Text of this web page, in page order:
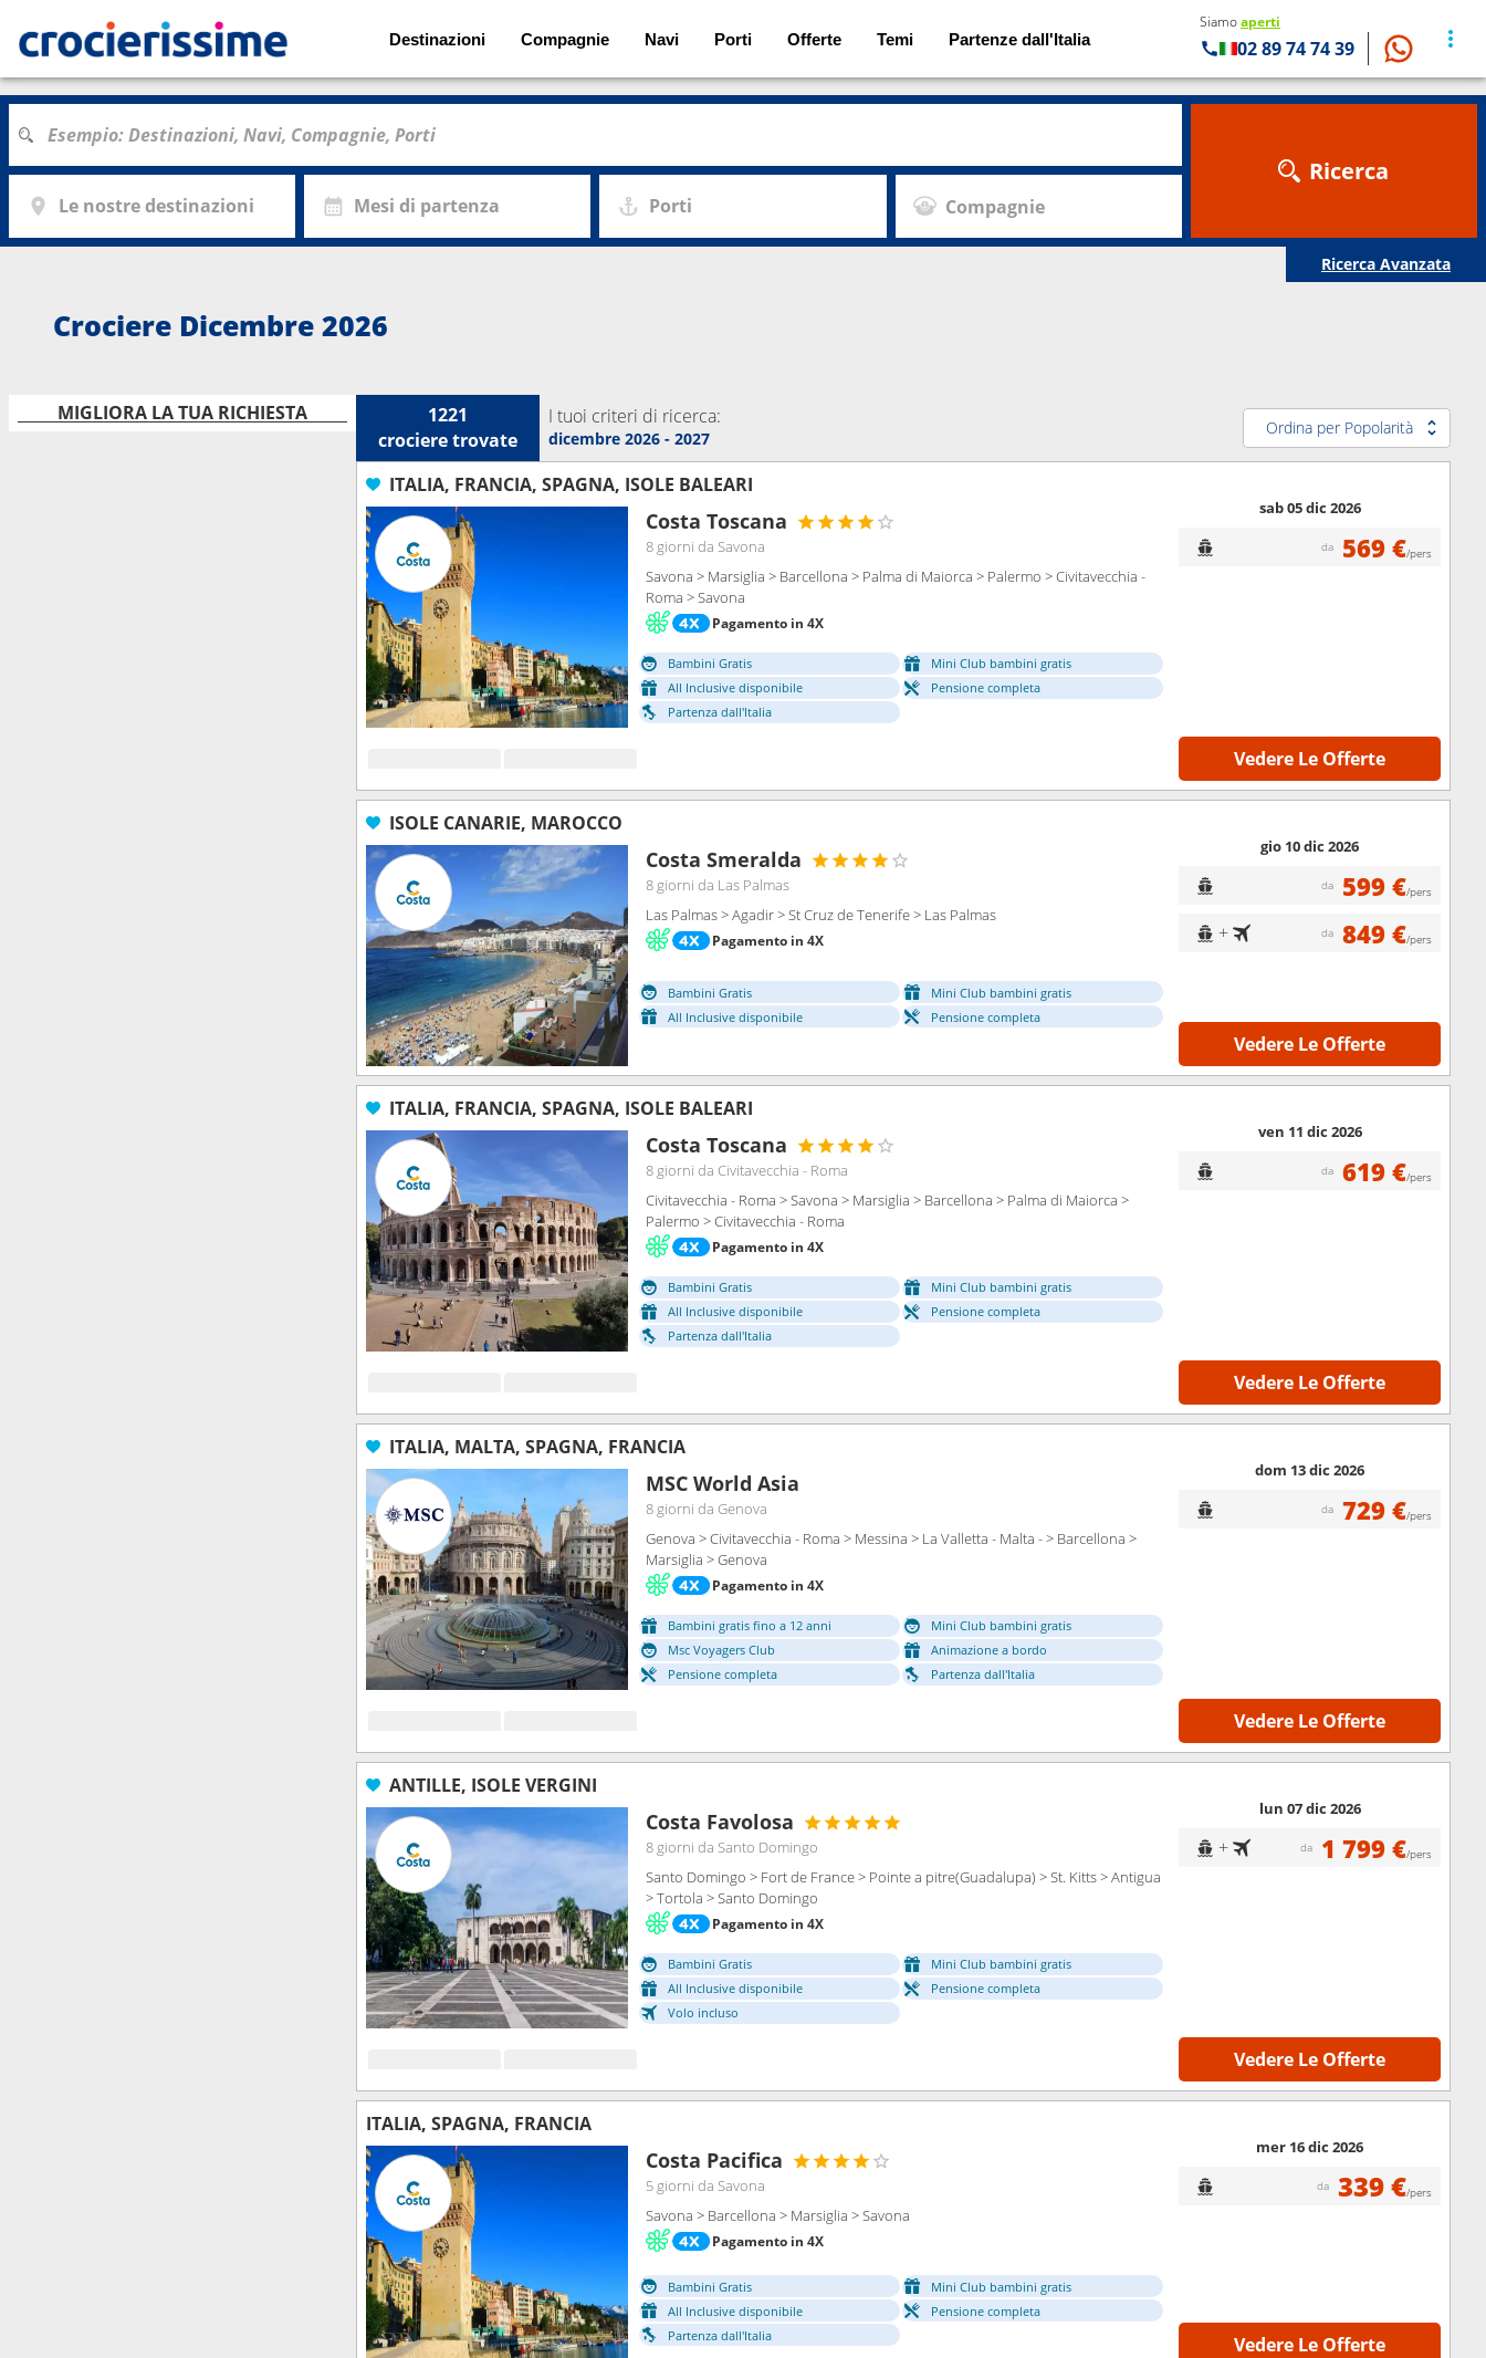
Destinazioni Compagnie Navi Porti Offerte Temi Partenze dall'Italia
Siamoaperti
02 89 74 74 39
Le nostre destinazioni Mesi di partenza Porti Compagnie
Ricerca
Ricerca Avanzata
Crociere Dicembre 2026
MIGLIORA LA TUA RICHIESTA
1221
crocieretrovate
I tuoi criteri di ricerca:
dicembre 2026 - 2027
Ordina per Popolarità
ITALIA, FRANCIA, SPAGNA, ISOLE BALEARI
Costa Toscana
8 giorni da Savona
Savona > Marsiglia > Barcellona > Palma di Maiorca > Palermo > Civitavecchia -
Roma > Savona
Pagamento in 4X
Bambini Gratis
Mini Club bambini gratis
All Inclusive disponibile
Pensione completa
Partenza dall'Italia
sab 05 dic 2026
da 569 €/pers
Vedere Le Offerte
ISOLE CANARIE, MAROCCO
Costa Smeralda
8 giorni da Las Palmas
Las Palmas > Agadir > St Cruz de Tenerife > Las Palmas
Pagamento in 4X
Bambini Gratis
Mini Club bambini gratis
All Inclusive disponibile
Pensione completa
gio 10 dic 2026
da 599 €/pers
+ da 849 €/pers
Vedere Le Offerte
ITALIA, FRANCIA, SPAGNA, ISOLE BALEARI
Costa Toscana
8 giorni da Civitavecchia - Roma
Civitavecchia - Roma > Savona > Marsiglia > Barcellona > Palma di Maiorca >
Palermo > Civitavecchia - Roma
Pagamento in 4X
Bambini Gratis
Mini Club bambini gratis
All Inclusive disponibile
Pensione completa
Partenza dall'Italia
ven 11 dic 2026
da 619 €/pers
Vedere Le Offerte
ITALIA, MALTA, SPAGNA, FRANCIA
MSC World Asia
8 giorni da Genova
Genova > Civitavecchia - Roma > Messina > La Valletta - Malta - > Barcellona >
Marsiglia > Genova
Pagamento in 4X
Bambini gratis fino a 12 anni
Mini Club bambini gratis
Msc Voyagers Club
Animazione a bordo
Pensione completa
Partenza dall'Italia
dom 13 dic 2026
da 729 €/pers
Vedere Le Offerte
ANTILLE, ISOLE VERGINI
Costa Favolosa
8 giorni da Santo Domingo
Santo Domingo > Fort de France > Pointe a pitre(Guadalupa) > St. Kitts > Antigua
> Tortola > Santo Domingo
Pagamento in 4X
Bambini Gratis
Mini Club bambini gratis
All Inclusive disponibile
Pensione completa
Volo incluso
lun 07 dic 2026
+ da 1 799 €/pers
Vedere Le Offerte
ITALIA, SPAGNA, FRANCIA
Costa Pacifica
5 giorni da Savona
Savona > Barcellona > Marsiglia > Savona
Pagamento in 4X
Bambini Gratis
Mini Club bambini gratis
All Inclusive disponibile
Pensione completa
Partenza dall'Italia
mer 16 dic 2026
da 339 €/pers
Vedere Le Offerte